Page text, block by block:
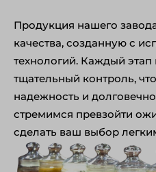
Продукция нашего
качества, созданную с
технологий. Каждый
тщательный контроль,
надежность и
стремимся превзойти
сделать ваш выбор